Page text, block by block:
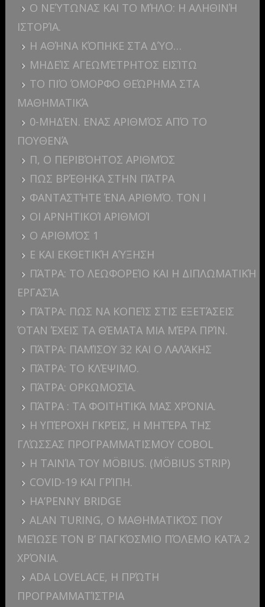
Ο ΝΕΎΤΩΝΑΣ ΚΑΙ ΤΟ ΜΉΛΟ: Η ΑΛΗΘΙΝΉ
ΙΣΤΟΡΊΑ.
Η ΑΘΉΝΑ ΚΌΠΗΚΕ ΣΤΑ ΔΎΟ…
ΜΗΔΕΊΣ ΑΓΕΩΜΈΤΡΗΤΟΣ ΕΙΣΊΤΩ
ΤΟ ΠΙΌ ΌΜΟΡΦΟ ΘΕΏΡΗΜΑ ΣΤΑ
ΜΑΘΗΜΑΤΙΚΆ
0-ΜΗΔΈΝ. ΕΝΑΣ ΑΡΙΘΜΌΣ ΑΠΌ ΤΟ
ΠΟΥΘΕΝΆ
Π, Ο ΠΕΡΙΒΌΗΤΟΣ ΑΡΙΘΜΌΣ
ΠΩΣ ΒΡΈΘΗΚΑ ΣΤΗΝ ΠΆΤΡΑ
ΦΑΝΤΑΣΤΉΤΕ ΈΝΑ ΑΡΙΘΜΌ. ΤΟΝ I
ΟΙ ΑΡΝΗΤΙΚΟΊ ΑΡΙΘΜΟΊ
Ο ΑΡΙΘΜΌΣ 1
E ΚΑΙ ΕΚΘΕΤΙΚΉ ΑΎΞΗΣΗ
ΠΆΤΡΑ: ΤΟ ΛΕΩΦΟΡΕΊΟ ΚΑΙ Η ΔΙΠΛΩΜΑΤΙΚΉ
ΕΡΓΑΣΊΑ
ΠΆΤΡΑ: ΠΩΣ ΝΑ ΚΟΠΕΊΣ ΣΤΙΣ ΕΞΕΤΆΣΕΙΣ
ΌΤΑΝ ΈΧΕΙΣ ΤΑ ΘΈΜΑΤΑ ΜΙΑ ΜΈΡΑ ΠΡΊΝ.
ΠΆΤΡΑ: ΠΑΜΊΣΟΥ 32 ΚΑΙ Ο ΛΑΛΆΚΗΣ
ΠΆΤΡΑ: ΤΟ ΚΛΈΨΙΜΟ.
ΠΆΤΡΑ: ΟΡΚΩΜΟΣΊΑ.
ΠΆΤΡΑ : ΤΑ ΦΟΙΤΗΤΙΚΆ ΜΑΣ ΧΡΌΝΙΑ.
Η ΥΠΈΡΟΧΗ ΓΚΡΈΙΣ, Η ΜΗΤΈΡΑ ΤΗΣ
ΓΛΏΣΣΑΣ ΠΡΟΓΡΑΜΜΑΤΙΣΜΟΥ COBOL
Η ΤΑΙΝΊΑ ΤΟΥ MÖBIUS. (MÖBIUS STRIP)
COVID-19 ΚΑΙ ΓΡΊΠΗ.
HA’PENNY BRIDGE
ALAN TURING, Ο ΜΑΘΗΜΑΤΙΚΌΣ ΠΟΥ
ΜΕΊΩΣΕ ΤΟΝ Β’ ΠΑΓΚΌΣΜΙΟ ΠΌΛΕΜΟ ΚΑΤΆ 2
ΧΡΌΝΙΑ.
ADA LOVELACE, Η ΠΡΏΤΗ
ΠΡΟΓΡΑΜΜΑΤΊΣΤΡΙΑ